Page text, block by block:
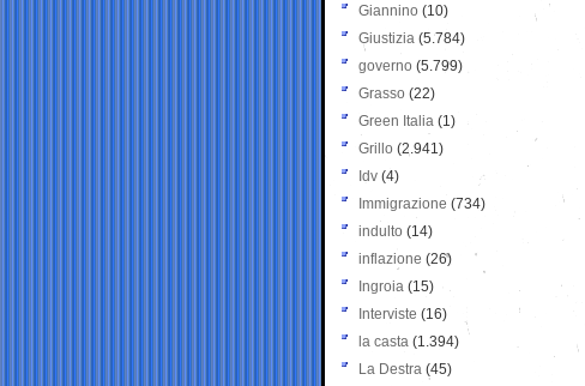
Giannino (10)
Giustizia (5.784)
governo (5.799)
Grasso (22)
Green Italia (1)
Grillo (2.941)
Idv (4)
Immigrazione (734)
indulto (14)
inflazione (26)
Ingroia (15)
Interviste (16)
la casta (1.394)
La Destra (45)